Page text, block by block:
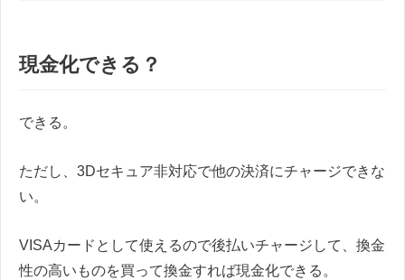
現金化できる？
できる。
ただし、3Dセキュア非対応で他の決済にチャージできな
い。
VISAカードとして使えるので後払いチャージして、換金
性の高いものを買って換金すれば現金化できる。